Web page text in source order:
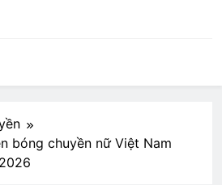
bóng chuyền nữ Việt Nam